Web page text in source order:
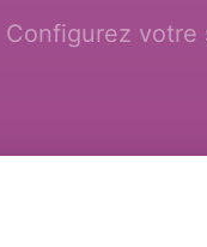
Configurez votre